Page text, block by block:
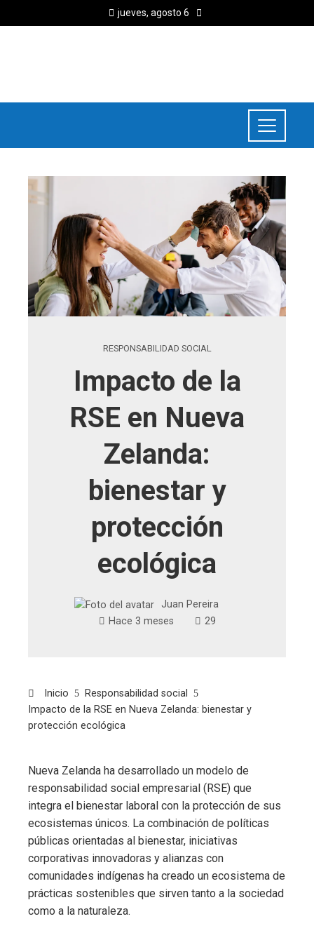
jueves, agosto 6
RESPONSABILIDAD SOCIAL
Impacto de la
RSE en Nueva
Zelanda:
bienestar y
protección
ecológica
Juan Pereira
Hace 3 meses
29
Inicio
Responsabilidad social
Impacto de la RSE en Nueva Zelanda: bienestar y
protección ecológica
Nueva Zelanda ha desarrollado un modelo de
responsabilidad social empresarial (RSE) que
integra el bienestar laboral con la protección de sus
ecosistemas únicos. La combinación de políticas
públicas orientadas al bienestar, iniciativas
corporativas innovadoras y alianzas con
comunidades indígenas ha creado un ecosistema de
prácticas sostenibles que sirven tanto a la sociedad
como a la naturaleza.